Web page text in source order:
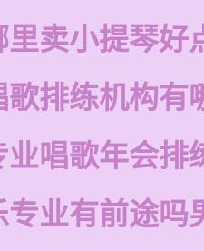
里卖小提琴好
歌排练机构有
业唱歌年会排
专业有前途吗